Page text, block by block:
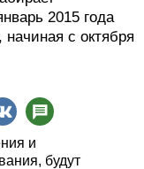
2015 года
с октября
и
будут